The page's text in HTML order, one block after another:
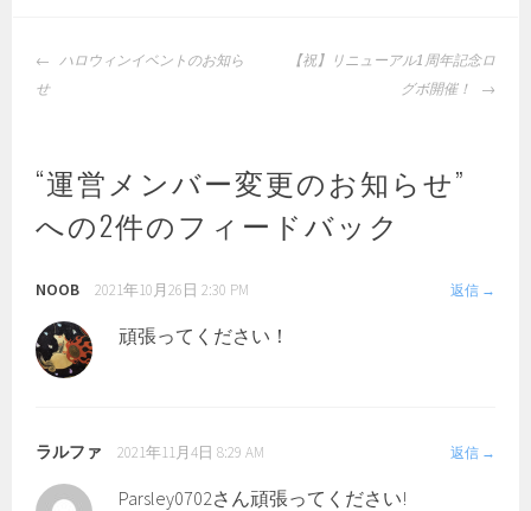
投
稿
ゲ
ー
シ
ン
ハロウィンイベントのお知ら
せ
【祝】リニューアル1周年記念ロ
グボ開催！
“運営メンバー変更のお知らせ”
への2件のフィードバック
NOOB 2021年10月26日 2:30 PM 返信
頑張ってください！
ラルファ 2021年11月4日 8:29 AM 返信
Parsley0702さん頑張ってください!